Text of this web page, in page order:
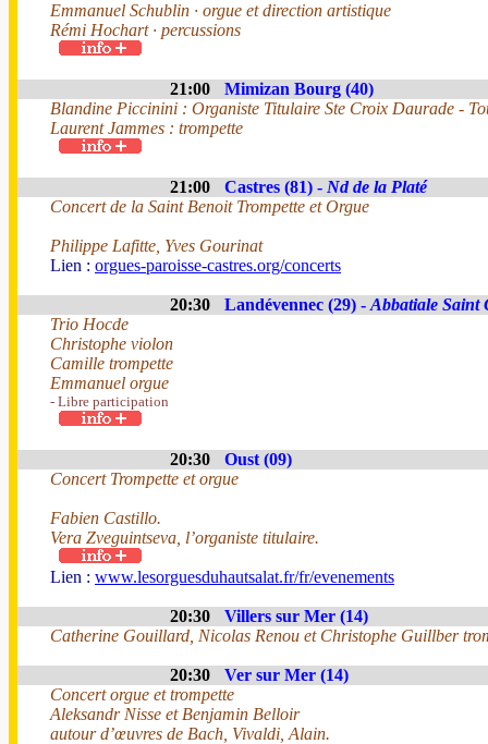
Emmanuel Schublin · orgue et direction artistique
Rémi Hochart · percussions
21:00
Mimizan Bourg (40)
Blandine Piccinini : Organiste Titulaire Ste Croix Daurade -
Laurent Jammes : trompette
21:00 Castres (81) - Nd de la Platé
Concert de la Saint Benoit Trompette et Orgue
Philippe Lafitte, Yves Gourinat
Lien : orgues-paroisse-castres.org/concerts
20:30 Landévennec (29) - Abbatiale Saint
Trio Hocde
Christophe violon
Camille trompette
Emmanuel orgue
- Libre participation
20:30
Oust (09)
Concert Trompette et orgue
Fabien Castillo.
Vera Zveguintseva, l’organiste titulaire.
Lien : www.lesorguesduhautsalat.fr/fr/evenements
20:30
Villers sur Mer (14)
Catherine Gouillard, Nicolas Renou et Christophe Guillber
20:30
Ver sur Mer (14)
Concert orgue et trompette
Aleksandr Nisse et Benjamin Belloir
autour d’œuvres de Bach, Vivaldi, Alain.